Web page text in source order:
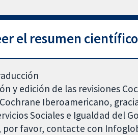
el resumen científico
y edición de las revisiones
Iberoamericano,
Sociales e Igualdad del
por favor, contacte con